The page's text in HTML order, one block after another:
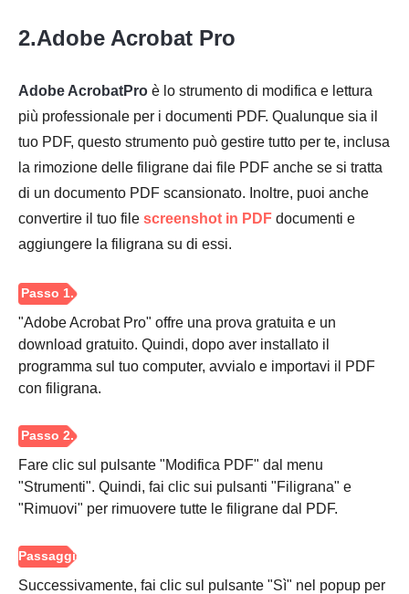
Passo 2.
3.
2.Adobe Acrobat Pro
Adobe AcrobatPro è lo strumento di modifica e lettura
più professionale per i documenti PDF. Qualunque sia il
tuo PDF, questo strumento può gestire tutto per te, inclusa
la rimozione delle filigrane dai file PDF anche se si tratta
di un documento PDF scansionato. Inoltre, puoi anche
convertire il tuo file screenshot in PDF documenti e
aggiungere la filigrana su di essi.
"Adobe Acrobat Pro" offre una prova gratuita e un
download gratuito. Quindi, dopo aver installato il
programma sul tuo computer, avvialo e importavi il PDF
con filigrana.
Fare clic sul pulsante "Modifica PDF" dal menu
"Strumenti". Quindi, fai clic sui pulsanti "Filigrana" e
"Rimuovi" per rimuovere tutte le filigrane dal PDF.
Successivamente, fai clic sul pulsante "Sì" nel popup per